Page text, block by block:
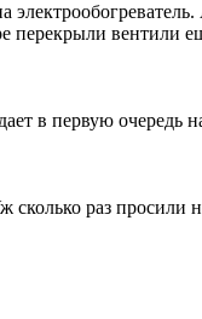
перекрыли
в первую очередь
раз просили